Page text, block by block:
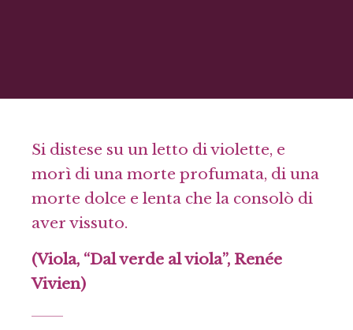
Si distese su un letto di violette, e
morì di una morte profumata, di una
morte dolce e lenta che la consolò di
aver vissuto.
(Viola, “Dal verde al viola”, Renée
Vivien)